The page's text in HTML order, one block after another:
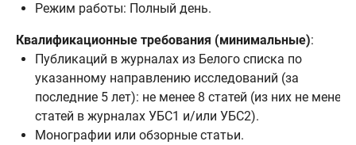
Режим работы: Полный день.
Квалификационные требования (минимальные):
Публикаций в журналах из Белого списка по
указанному направлению исследований (за
последние 5 лет): не менее 8 статей (из них не менее
статей в журналах УБС1 и/или УБС2).
Монографии или обзорные статьи.